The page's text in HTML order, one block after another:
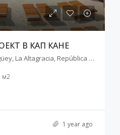
В КАП КАНЕ
Cap Cana, Punta Cana, Higüey, La Altagracia, República Dominicana
м2
1 year ago